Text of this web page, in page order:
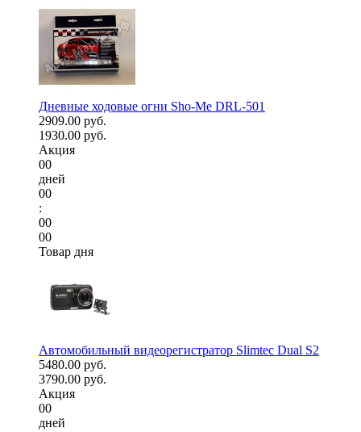
Дневные ходовые огни Sho-Me DRL-501
2909.00 руб.
1930.00 руб.
Акция
00
дней
00
:
00
00
Товар дня
Автомобильный видеорегистратор Slimtec Dual S2
5480.00 руб.
3790.00 руб.
Акция
00
дней